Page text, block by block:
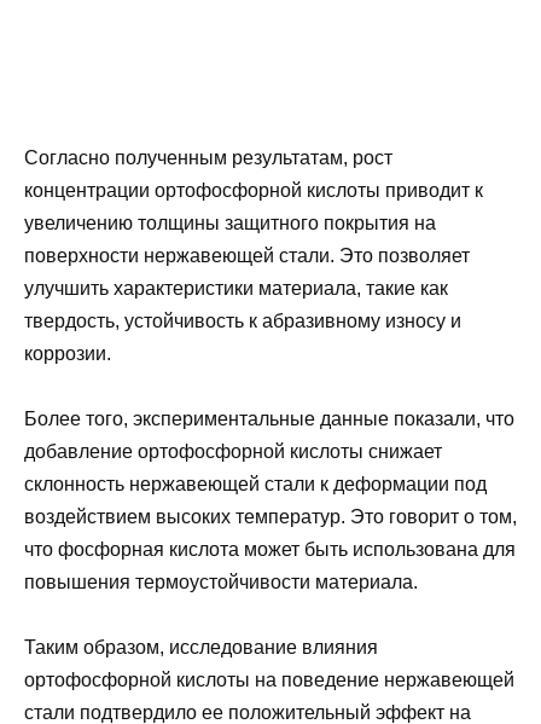
Согласно полученным результатам, рост
концентрации ортофосфорной кислоты приводит к
увеличению толщины защитного покрытия на
поверхности нержавеющей стали. Это позволяет
улучшить характеристики материала, такие как
твердость, устойчивость к абразивному износу и
коррозии.
Более того, экспериментальные данные показали, что
добавление ортофосфорной кислоты снижает
склонность нержавеющей стали к деформации под
воздействием высоких температур. Это говорит о том,
что фосфорная кислота может быть использована для
повышения термоустойчивости материала.
Таким образом, исследование влияния
ортофосфорной кислоты на поведение нержавеющей
стали подтвердило ее положительный эффект на